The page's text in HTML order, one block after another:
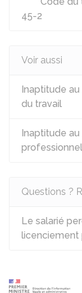
45-2
Voir aussi
Inaptitude
du travail
Inaptitude au
Questions ?
Le salarié
licenciement